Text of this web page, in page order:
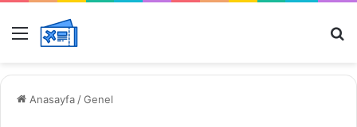
Menü
Anasayfa /Genel